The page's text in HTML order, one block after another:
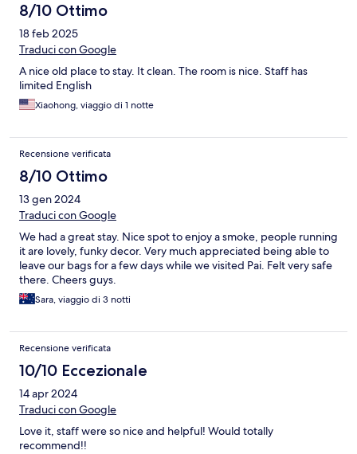
8/10 Ottimo
18 feb 2025
Traduci con Google
A nice old place to stay. It clean. The room is nice. Staff has
limited English
Xiaohong, viaggio di 1 notte
Recensione verificata
8/10 Ottimo
13 gen 2024
Traduci con Google
We had a great stay. Nice spot to enjoy a smoke, people running
it are lovely, funky decor. Very much appreciated being able to
leave our bags for a few days while we visited Pai. Felt very safe
there. Cheers guys.
Sara, viaggio di 3 notti
Recensione verificata
10/10 Eccezionale
14 apr 2024
Traduci con Google
Love it, staff were so nice and helpful! Would totally
recommend!!